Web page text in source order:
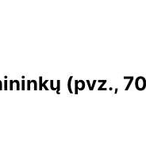
(pvz.,